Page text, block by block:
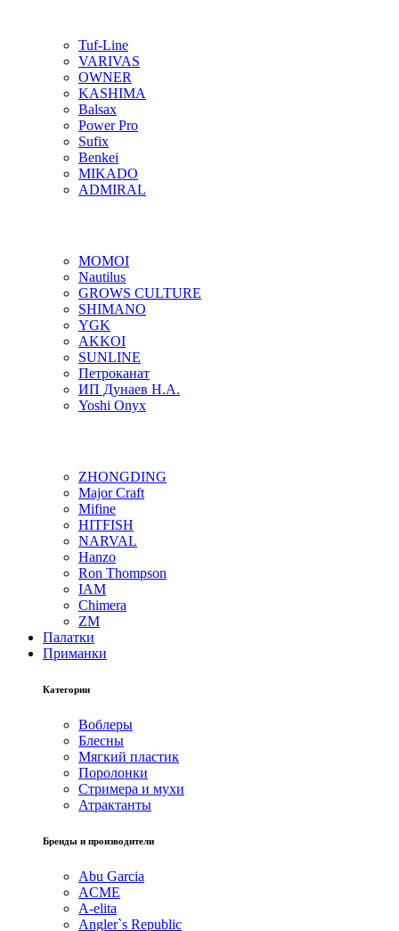
Tuf-Line
VARIVAS
OWNER
KASHIMA
Balsax
Power Pro
Sufix
Benkei
MIKADO
ADMIRAL
MOMOI
Nautilus
GROWS CULTURE
SHIMANO
YGK
AKKOI
SUNLINE
Петроканат
ИП Дунаев Н.А.
Yoshi Onyx
ZHONGDING
Major Craft
Mifine
HITFISH
NARVAL
Hanzo
Ron Thompson
IAM
Chimera
ZM
Палатки
Приманки
Категории
Воблеры
Блесны
Мягкий пластик
Поролонки
Стримера и мухи
Атрактанты
Бренды и производители
Abu Garcia
ACME
A-elita
Angler`s Republic